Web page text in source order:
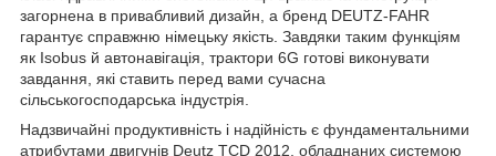
загорнена в привабливий дизайн, а бренд DEUTZ-FAHR
гарантує справжню німецьку якість. Завдяки таким функціям
як Isobus й автонавігація, трактори 6G готові виконувати
завдання, які ставить перед вами сучасна
сільськогосподарська індустрія.
Надзвичайні продуктивність і надійність є фундаментальними
атрибутами двигунів Deutz TCD 2012, обладнаних системою